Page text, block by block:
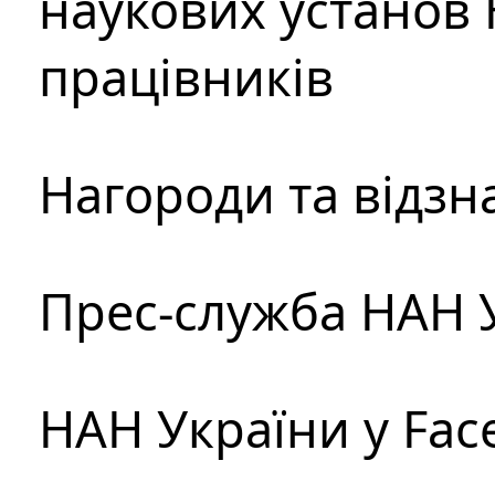
працівників
Нагороди та
Прес-служба НАН
НАН України у